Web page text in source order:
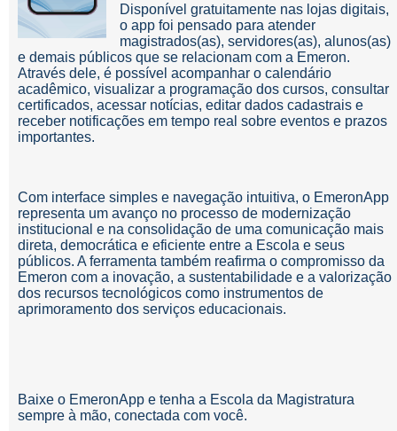
Disponível gratuitamente nas lojas digitais,
o app foi pensado para atender
magistrados(as), servidores(as), alunos(as)
e demais públicos que se relacionam com a Emeron.
Através dele, é possível acompanhar o calendário
acadêmico, visualizar a programação dos cursos, consultar
certificados, acessar notícias, editar dados cadastrais e
receber notificações em tempo real sobre eventos e prazos
importantes.
Com interface simples e navegação intuitiva, o EmeronApp
representa um avanço no processo de modernização
institucional e na consolidação de uma comunicação mais
direta, democrática e eficiente entre a Escola e seus
públicos. A ferramenta também reafirma o compromisso da
Emeron com a inovação, a sustentabilidade e a valorização
dos recursos tecnológicos como instrumentos de
aprimoramento dos serviços educacionais.
Baixe o EmeronApp e tenha a Escola da Magistratura
sempre à mão, conectada com você.